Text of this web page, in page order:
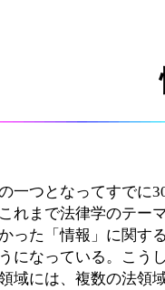
一つとなってすでに
れまで法律学のテー
った「情報」に関す
になっている。こう
域には、複数の法領